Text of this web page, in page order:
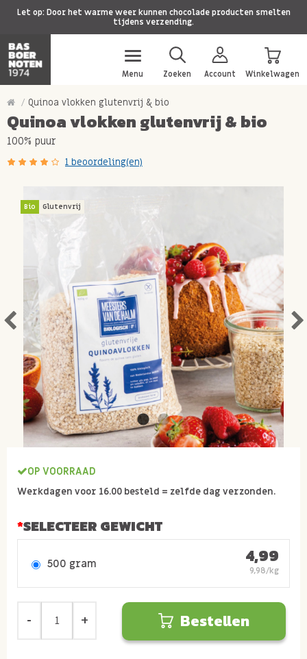
Let op: Door het warme weer kunnen chocolade producten smelten
tijdens verzending.
Menu Zoeken Account Winkelwagen
Quinoa vlokken glutenvrij & bio
Quinoa vlokken glutenvrij & bio
100% puur
1 beoordeling(en)
Bio Glutenvrij
OP VOORRAAD
Werkdagen voor 16.00 besteld = zelfde dag verzonden.
SELECTEER GEWICHT
500 gram 4,99
9,98/kg
Bestellen